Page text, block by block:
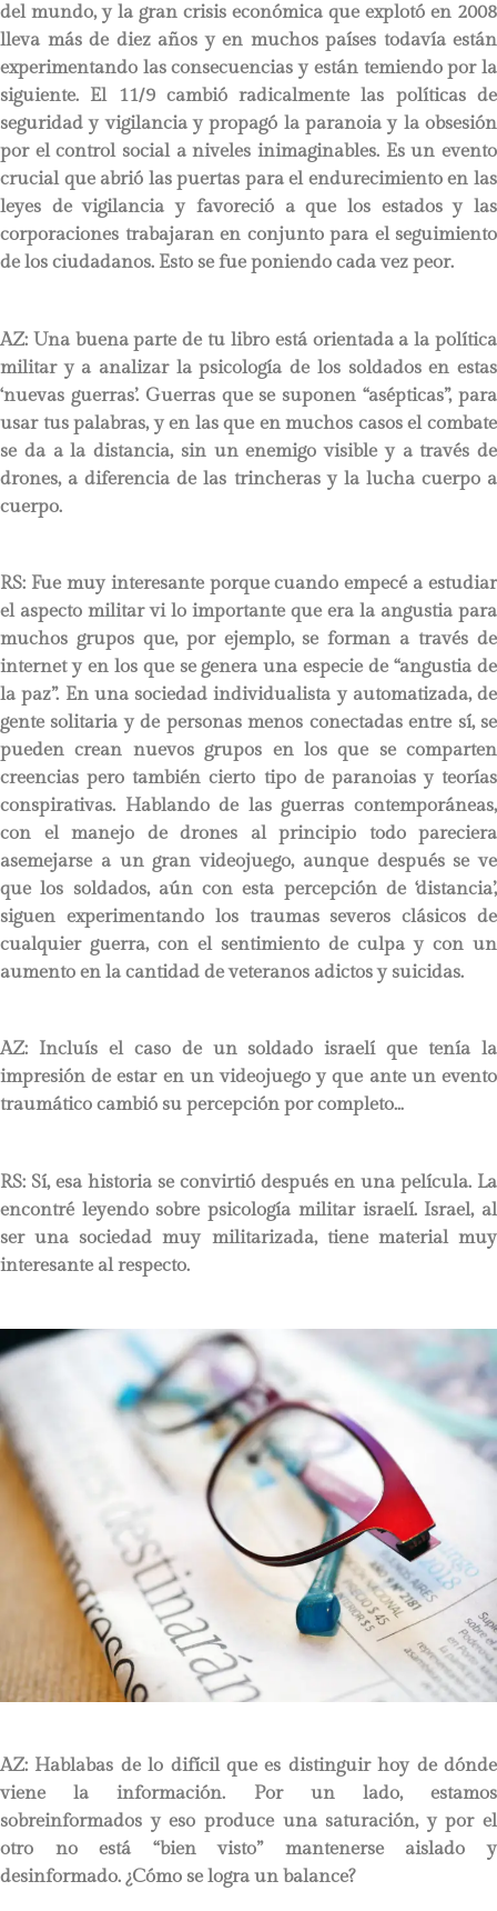
del mundo, y la gran crisis económica que explotó en 2008
lleva más de diez años y en muchos países todavía están
experimentando las consecuencias y están temiendo por la
siguiente. El 11/9 cambió radicalmente las políticas de
seguridad y vigilancia y propagó la paranoia y la obsesión
por el control social a niveles inimaginables. Es un evento
crucial que abrió las puertas para el endurecimiento en las
leyes de vigilancia y favoreció a que los estados y las
corporaciones trabajaran en conjunto para el seguimiento
de los ciudadanos. Esto se fue poniendo cada vez peor.
AZ: Una buena parte de tu libro está orientada a la política
militar y a analizar la psicología de los soldados en estas
‘nuevas guerras’. Guerras que se suponen “asépticas”, para
usar tus palabras, y en las que en muchos casos el combate
se da a la distancia, sin un enemigo visible y a través de
drones, a diferencia de las trincheras y la lucha cuerpo a
cuerpo.
RS: Fue muy interesante porque cuando empecé a estudiar
el aspecto militar vi lo importante que era la angustia para
muchos grupos que, por ejemplo, se forman a través de
internet y en los que se genera una especie de “angustia de
la paz”. En una sociedad individualista y automatizada, de
gente solitaria y de personas menos conectadas entre sí, se
pueden crean nuevos grupos en los que se comparten
creencias pero también cierto tipo de paranoias y teorías
conspirativas. Hablando de las guerras contemporáneas,
con el manejo de drones al principio todo pareciera
asemejarse a un gran videojuego, aunque después se ve
que los soldados, aún con esta percepción de ‘distancia’,
siguen experimentando los traumas severos clásicos de
cualquier guerra, con el sentimiento de culpa y con un
aumento en la cantidad de veteranos adictos y suicidas.
AZ: Incluís el caso de un soldado israelí que tenía la
impresión de estar en un videojuego y que ante un evento
traumático cambió su percepción por completo…
RS: Sí, esa historia se convirtió después en una película. La
encontré leyendo sobre psicología militar israelí. Israel, al
ser una sociedad muy militarizada, tiene material muy
interesante al respecto.
AZ: Hablabas de lo difícil que es distinguir hoy de dónde
viene la información. Por un lado, estamos
sobreinformados y eso produce una saturación, y por el
otro no está “bien visto” mantenerse aislado y
desinformado. ¿Cómo se logra un balance?